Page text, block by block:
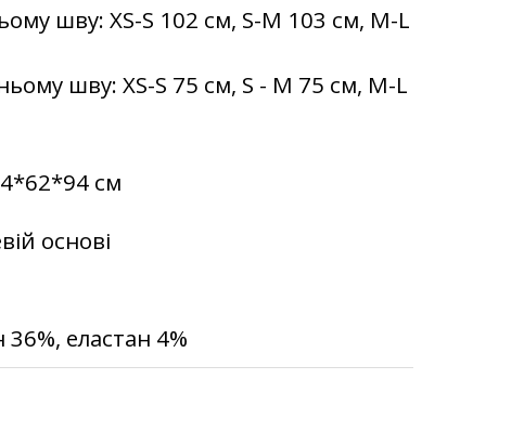
шву: XS-S 102 см, S-M 103 см, M-L
шву: XS-S 75 см, S - M 75 см, M-L
см
основі
36%, еластан 4%